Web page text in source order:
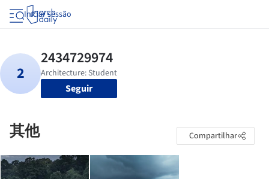
Iniciar sessão
Seguir
其他 Compartilhar